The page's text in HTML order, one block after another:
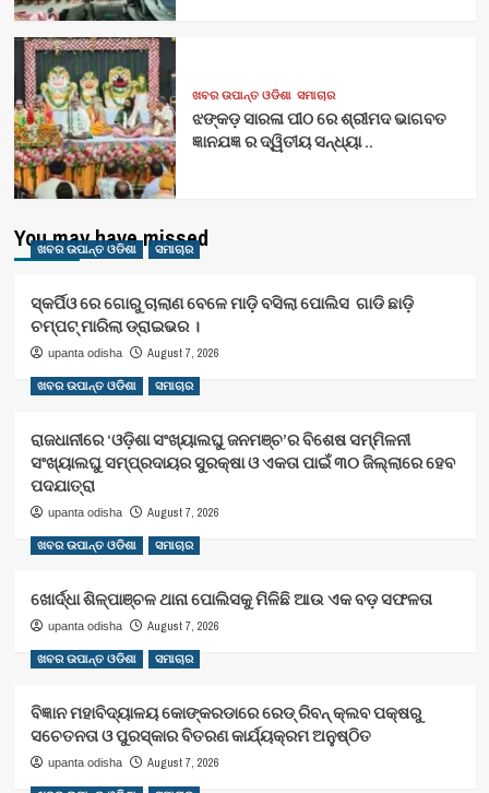
ଖବର ଉପାନ୍ତ ଓଡିଶା ସମାଚାର
ଝଙ୍କଡ଼ ସାରଳା ପୀଠ ରେ ଶ୍ରୀମଦ ଭାଗବତ
ଜ୍ଞାନଯଜ୍ଞ ର ଦ୍ୱିତୀୟ ସନ୍ଧ୍ୟା ..
You may have missed
ଖବର ଉପାନ୍ତ ଓଡିଶା ସମାଚାର
ସ୍କର୍ପିଓ ରେ ଗୋରୁ ଚାଲାଣ ବେଳେ ମାଡ଼ି ବସିଲା ପୋଲିସ ଗାଡି ଛାଡ଼ି
ଚମ୍ପଟ୍ ମାରିଲା ଡ୍ରାଇଭର ।
upanta odisha August 7, 2026
ଖବର ଉପାନ୍ତ ଓଡିଶା ସମାଚାର
ରାଜଧାନୀରେ ‘ଓଡ଼ିଶା ସଂଖ୍ୟାଲଘୁ ଜନମଞ୍ଚ’ର ବିଶେଷ ସମ୍ମିଳନୀ
ସଂଖ୍ୟାଲଘୁ ସମ୍ପ୍ରଦାୟର ସୁରକ୍ଷା ଓ ଏକତା ପାଇଁ ୩୦ ଜିଲ୍ଲାରେ ହେବ
ପଦଯାତ୍ରା
upanta odisha August 7, 2026
ଖବର ଉପାନ୍ତ ଓଡିଶା ସମାଚାର
ଖୋର୍ଦ୍ଧା ଶିଳ୍ପାଞ୍ଚଳ ଥାନା ପୋଲିସକୁ ମିଳିଛି ଆଉ ଏକ ବଡ଼ ସଫଳତା
upanta odisha August 7, 2026
ଖବର ଉପାନ୍ତ ଓଡିଶା ସମାଚାର
ବିଜ୍ଞାନ ମହାବିଦ୍ୟାଳୟ କୋଙ୍କରଡାରେ ରେଡ୍ ରିବନ୍ କ୍ଲବ ପକ୍ଷରୁ
ସଚେତନତା ଓ ପୁରସ୍କାର ବିତରଣ କାର୍ଯ୍ୟକ୍ରମ ଅନୁଷ୍ଠିତ
upanta odisha August 7, 2026